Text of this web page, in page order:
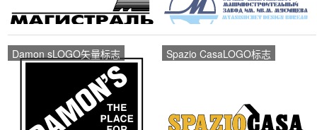
Damon sLOGO矢量标志 Spazio CasaLOGO标志